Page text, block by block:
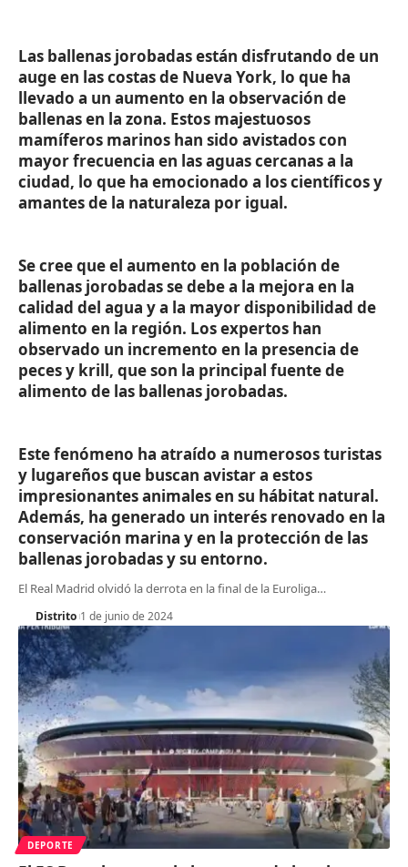
Las ballenas jorobadas están disfrutando de un
auge en las costas de Nueva York, lo que ha
llevado a un aumento en la observación de
ballenas en la zona. Estos majestuosos
mamíferos marinos han sido avistados con
mayor frecuencia en las aguas cercanas a la
ciudad, lo que ha emocionado a los científicos y
amantes de la naturaleza por igual.
Se cree que el aumento en la población de
ballenas jorobadas se debe a la mejora en la
calidad del agua y a la mayor disponibilidad de
alimento en la región. Los expertos han
observado un incremento en la presencia de
peces y krill, que son la principal fuente de
alimento de las ballenas jorobadas.
Este fenómeno ha atraído a numerosos turistas
y lugareños que buscan avistar a estos
impresionantes animales en su hábitat natural.
Además, ha generado un interés renovado en la
conservación marina y en la protección de las
ballenas jorobadas y su entorno.
El Real Madrid olvidó la derrota en la final de la Euroliga…
Distrito 1 de junio de 2024
DEPORTE